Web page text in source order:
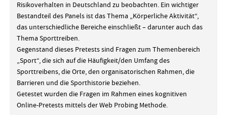
Risikoverhalten in Deutschland zu beobachten. Ein wichtiger
Bestandteil des Panels ist das Thema „Körperliche Aktivität“,
das unterschiedliche Bereiche einschließt – darunter auch das
Thema Sporttreiben.
Gegenstand dieses Pretests sind Fragen zum Themenbereich
„Sport“, die sich auf die Häufigkeit/den Umfang des
Sporttreibens, die Orte, den organisatorischen Rahmen, die
Barrieren und die Sporthistorie beziehen.
Getestet wurden die Fragen im Rahmen eines kognitiven
Online-Pretests mittels der Web Probing Methode.